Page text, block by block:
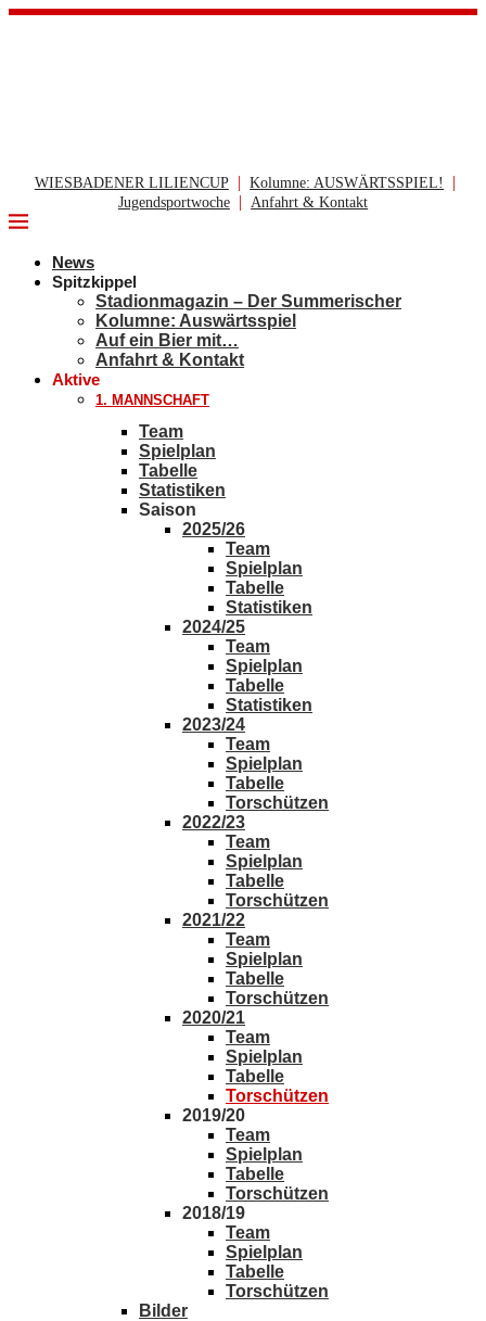
WIESBADENER LILIENCUP | Kolumne: AUSWÄRTSSPIEL! |
Jugendsportwoche | Anfahrt & Kontakt
News
Spitzkippel
Stadionmagazin – Der Summerischer
Kolumne: Auswärtsspiel
Auf ein Bier mit…
Anfahrt & Kontakt
Aktive
1. MANNSCHAFT
Team
Spielplan
Tabelle
Statistiken
Saison
2025/26
Team
Spielplan
Tabelle
Statistiken
2024/25
Team
Spielplan
Tabelle
Statistiken
2023/24
Team
Spielplan
Tabelle
Torschützen
2022/23
Team
Spielplan
Tabelle
Torschützen
2021/22
Team
Spielplan
Tabelle
Torschützen
2020/21
Team
Spielplan
Tabelle
Torschützen
2019/20
Team
Spielplan
Tabelle
Torschützen
2018/19
Team
Spielplan
Tabelle
Torschützen
Bilder